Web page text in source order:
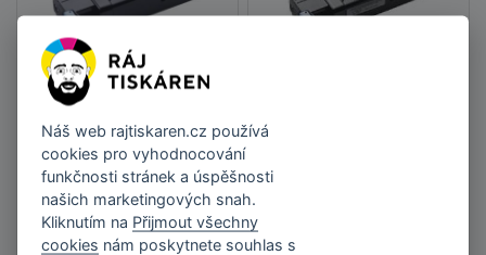
Toner Dell 8WNV5
593-11033
purpurový
2 975 Kč
bez DPH 2 458,68 Kč
Náš web rajtiskaren.cz používá
cookies pro vyhodnocování
funkčnosti stránek a úspěšnosti
našich marketingových snah.
Kliknutím na Přijmout všechny
cookies nám poskytnete souhlas s